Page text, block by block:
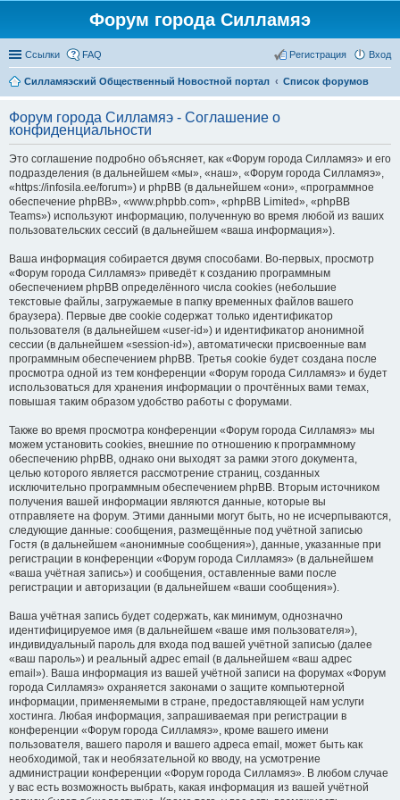
Форум города Силламяэ
Ссылки FAQ Вход
Регистрация
Силламяэский Общественный Новостной портал Список форумов
Форум города Силламяэ - Соглашение о
конфиденциальности
Это соглашение подробно объясняет, как «Форум города Силламяэ» и его
подразделения (в дальнейшем «мы», «наш», «Форум города Силламяэ»,
«https://infosila.ee/forum») и phpBB (в дальнейшем «они», «программное
обеспечение phpBB», «www.phpbb.com», «phpBB Limited», «phpBB
Teams») используют информацию, полученную во время любой из ваших
пользовательских сессий (в дальнейшем «ваша информация»).
Ваша информация собирается двумя способами. Во-первых, просмотр
«Форум города Силламяэ» приведёт к созданию программным
обеспечением phpBB определённого числа cookies (небольшие
текстовые файлы, загружаемые в папку временных файлов вашего
браузера). Первые две cookie содержат только идентификатор
пользователя (в дальнейшем «user-id») и идентификатор анонимной
сессии (в дальнейшем «session-id»), автоматически присвоенные вам
программным обеспечением phpBB. Третья cookie будет создана после
просмотра одной из тем конференции «Форум города Силламяэ» и будет
использоваться для хранения информации о прочтённых вами темах,
повышая таким образом удобство работы с форумами.
Также во время просмотра конференции «Форум города Силламяэ» мы
можем установить cookies, внешние по отношению к программному
обеспечению phpBB, однако они выходят за рамки этого документа,
целью которого является рассмотрение страниц, созданных
исключительно программным обеспечением phpBB. Вторым источником
получения вашей информации являются данные, которые вы
отправляете на форум. Этими данными могут быть, но не исчерпываются,
следующие данные: сообщения, размещённые под учётной записью
Гостя (в дальнейшем «анонимные сообщения»), данные, указанные при
регистрации в конференции «Форум города Силламяэ» (в дальнейшем
«ваша учётная запись») и сообщения, оставленные вами после
регистрации и авторизации (в дальнейшем «ваши сообщения»).
Ваша учётная запись будет содержать, как минимум, однозначно
идентифицируемое имя (в дальнейшем «ваше имя пользователя»),
индивидуальный пароль для входа под вашей учётной записью (далее
«ваш пароль») и реальный адрес email (в дальнейшем «ваш адрес
email»). Ваша информация из вашей учётной записи на форумах «Форум
города Силламяэ» охраняется законами о защите компьютерной
информации, применяемыми в стране, предоставляющей нам услуги
хостинга. Любая информация, запрашиваемая при регистрации в
конференции «Форум города Силламяэ», кроме вашего имени
пользователя, вашего пароля и вашего адреса email, может быть как
необходимой, так и необязательной ко вводу, на усмотрение
администрации конференции «Форум города Силламяэ». В любом случае
у вас есть возможность выбрать, какая информация из вашей учётной